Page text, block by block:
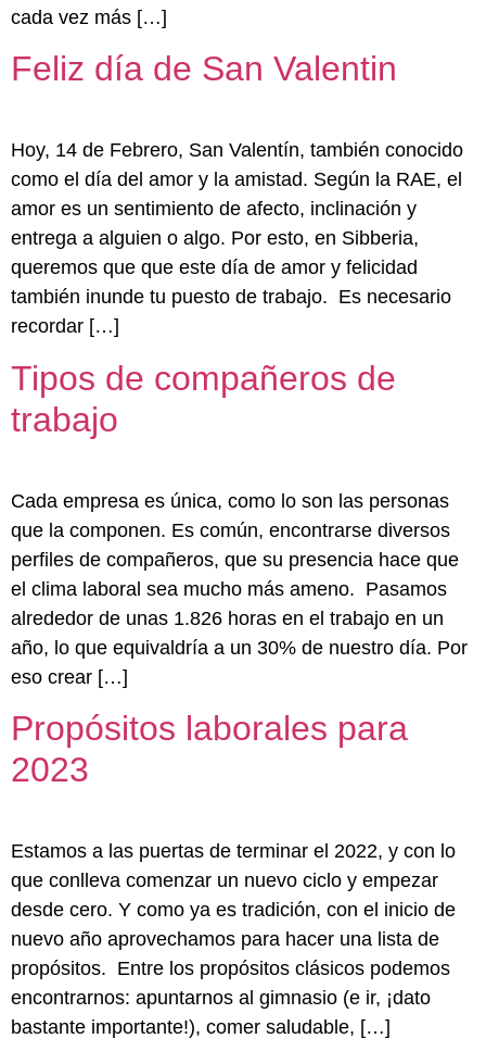
cada vez más […]
Feliz día de San Valentin
Hoy, 14 de Febrero, San Valentín, también conocido
como el día del amor y la amistad. Según la RAE, el
amor es un sentimiento de afecto, inclinación y
entrega a alguien o algo. Por esto, en Sibberia,
queremos que que este día de amor y felicidad
también inunde tu puesto de trabajo. Es necesario
recordar […]
Tipos de compañeros de
trabajo
Cada empresa es única, como lo son las personas
que la componen. Es común, encontrarse diversos
perfiles de compañeros, que su presencia hace que
el clima laboral sea mucho más ameno. Pasamos
alrededor de unas 1.826 horas en el trabajo en un
año, lo que equivaldría a un 30% de nuestro día. Por
eso crear […]
Propósitos laborales para
2023
Estamos a las puertas de terminar el 2022, y con lo
que conlleva comenzar un nuevo ciclo y empezar
desde cero. Y como ya es tradición, con el inicio de
nuevo año aprovechamos para hacer una lista de
propósitos. Entre los propósitos clásicos podemos
encontrarnos: apuntarnos al gimnasio (e ir, ¡dato
bastante importante!), comer saludable, […]